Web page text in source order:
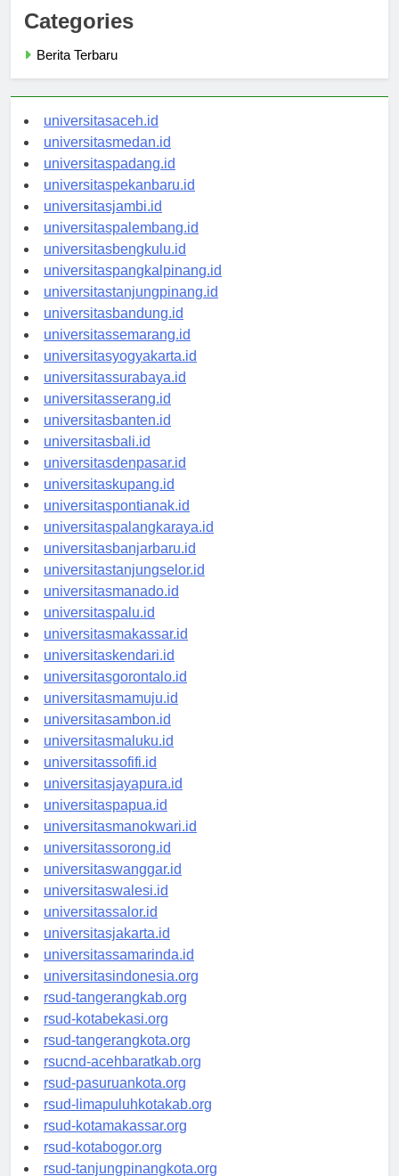
Categories
universitasaceh.id
universitasmedan.id
universitaspadang.id
universitaspekanbaru.id
universitasjambi.id
universitaspalembang.id
universitasbengkulu.id
universitaspangkalpinang.id
universitastanjungpinang.id
universitasbandung.id
universitassemarang.id
universitasyogyakarta.id
universitassurabaya.id
universitasserang.id
universitasbanten.id
universitasbali.id
universitasdenpasar.id
universitaskupang.id
universitaspontianak.id
universitaspalangkaraya.id
universitasbanjarbaru.id
universitastanjungselor.id
universitasmanado.id
universitaspalu.id
universitasmakassar.id
universitaskendari.id
universitasgorontalo.id
universitasmamuju.id
universitasambon.id
universitasmaluku.id
universitassofifi.id
universitasjayapura.id
universitaspapua.id
universitasmanokwari.id
universitassorong.id
universitaswanggar.id
universitaswalesi.id
universitassalor.id
universitasjakarta.id
universitassamarinda.id
universitasindonesia.org
rsud-tangerangkab.org
rsud-kotabekasi.org
rsud-tangerangkota.org
rsucnd-acehbaratkab.org
rsud-pasuruankota.org
rsud-limapuluhkotakab.org
rsud-kotamakassar.org
rsud-kotabogor.org